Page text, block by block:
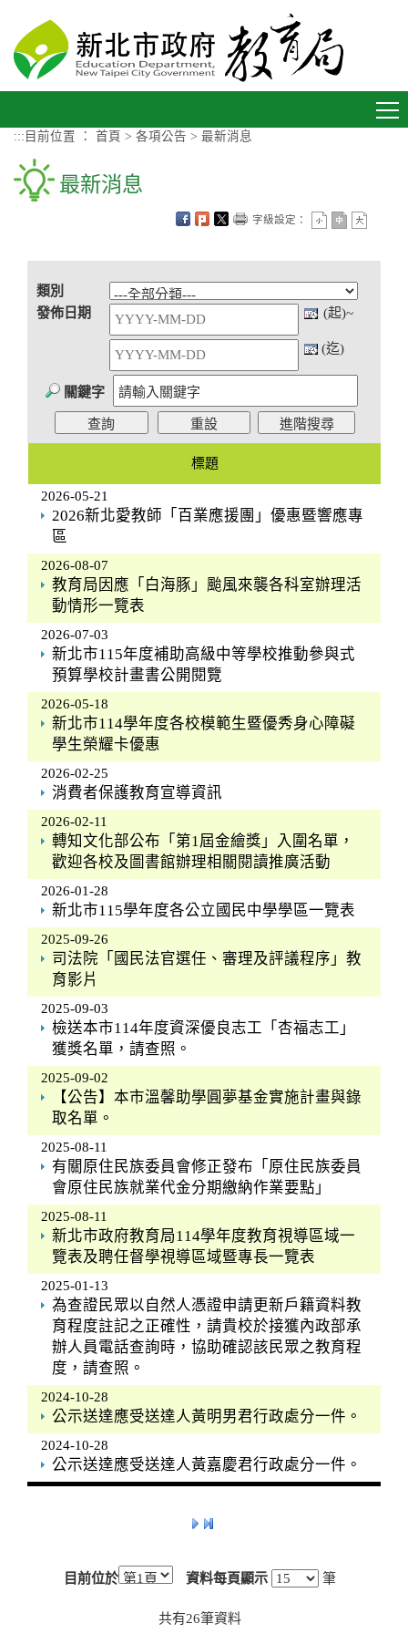
::: 目前位置 ： 首頁 > 各項公告 > 最新消息
最新消息
字級設定：
類別
發佈日期
(起)~
(迄)
關鍵字
標題
2026新北愛教師「百業應援團」優惠暨響應專
區
2026-05-21
教育局因應「白海豚」颱風來襲各科室辦理活
動情形一覽表
2026-08-07
新北市115年度補助高級中等學校推動參與式
預算學校計畫書公開閱覽
2026-07-03
新北市114學年度各校模範生暨優秀身心障礙
學生榮耀卡優惠
2026-05-18
消費者保護教育宣導資訊
2026-02-25
轉知文化部公布「第1屆金繪獎」入圍名單，
歡迎各校及圖書館辦理相關閱讀推廣活動
2026-02-11
新北市115學年度各公立國民中學學區一覽表
2026-01-28
司法院「國民法官選任、審理及評議程序」教
育影片
2025-09-26
檢送本市114年度資深優良志工「杏福志工」
獲獎名單，請查照。
2025-09-03
【公告】本市溫馨助學圓夢基金實施計畫與錄
取名單。
2025-09-02
有關原住民族委員會修正發布「原住民族委員
會原住民族就業代金分期繳納作業要點」
2025-08-11
新北市政府教育局114學年度教育視導區域一
覽表及聘任督學視導區域暨專長一覽表
2025-08-11
為查證民眾以自然人憑證申請更新戶籍資料教
育程度註記之正確性，請貴校於接獲內政部承
辦人員電話查詢時，協助確認該民眾之教育程
度，請查照。
2025-01-13
公示送達應受送達人黃明男君行政處分一件。
2024-10-28
公示送達應受送達人黃嘉慶君行政處分一件。
2024-10-28
目前位於 資料每頁顯示 筆
共有26筆資料